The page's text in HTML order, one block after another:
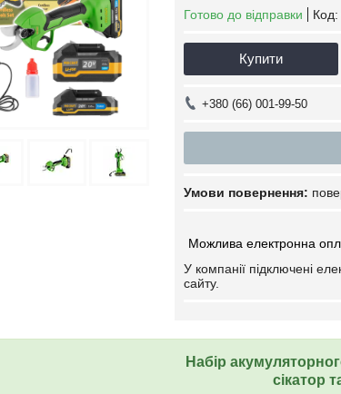
Готово до відправки Код:
Купити
+380 (66) 001-99-50
У компанії підключені
сайту.
Набір
сікатор